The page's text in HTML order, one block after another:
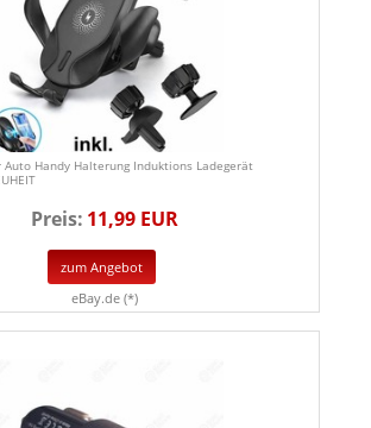
Auto Handy Halterung Induktions Ladegerät
Preis: 11,99 EUR
zum Angebot
eBay.de (*)